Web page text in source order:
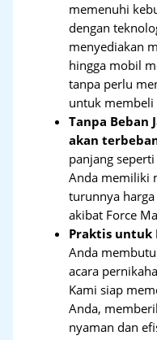
memenuhi
dengan
menyediakan
hingga mobil
tanpa perlu
untuk
Tanpa Beban
akan
panjang
Anda memiliki
turunnya
akibat Force
Praktis untuk
Anda
acara
Kami siap
Anda,
nyaman dan